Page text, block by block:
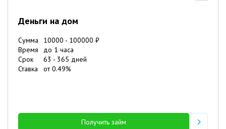
Деньги на дом
Сумма 10000 - 100000 ₽
Время
до 1 часа
Срок
63 - 365 дней
Ставка
от0.49%
Получить займ